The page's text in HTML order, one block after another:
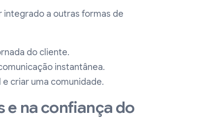
integrado a outras formas de
do cliente.
instantânea.
criar uma comunidade.
e na confiança do